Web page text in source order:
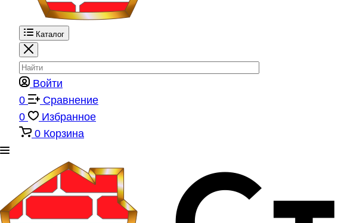
Каталог
Войти
0
Сравнение
0
Избранное
0 Корзина